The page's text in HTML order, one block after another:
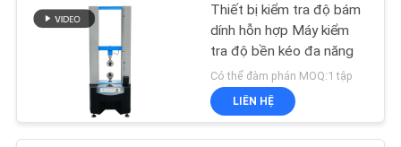
Thiết bị kiểm tra độ bám
dính hỗn hợp Máy kiểm
tra độ bền kéo đa năng
Có thể đàm phán MOQ:1 tập
LIÊN HỆ